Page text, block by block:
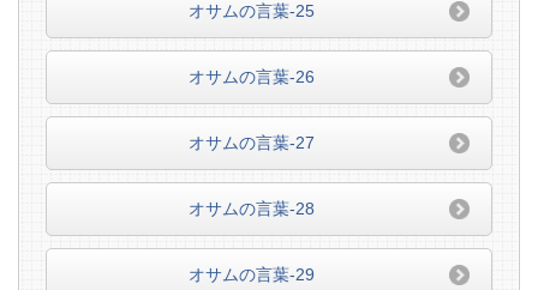
オサムの言葉-25
オサムの言葉-26
オサムの言葉-27
オサムの言葉-28
オサムの言葉-29